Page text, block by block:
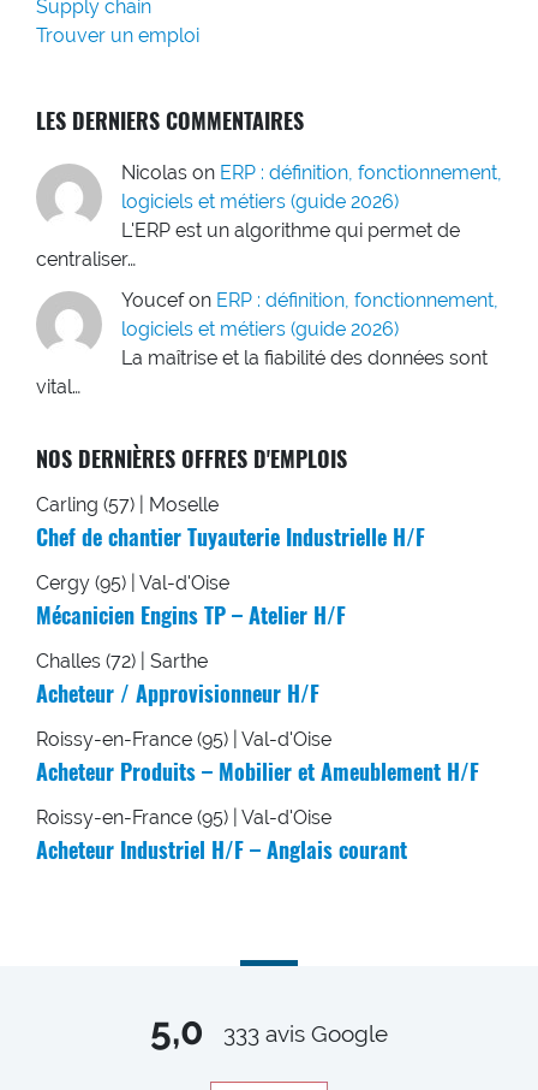
Supply chain
Trouver un emploi
LES DERNIERS COMMENTAIRES
Nicolas on ERP : définition, fonctionnement,
logiciels et métiers (guide 2026)
L'ERP est un algorithme qui permet de
centraliser…
Youcef on ERP : définition, fonctionnement,
logiciels et métiers (guide 2026)
La maîtrise et la fiabilité des données sont
vital…
NOS DERNIÈRES OFFRES D'EMPLOIS
Carling (57) | Moselle
Chef de chantier Tuyauterie Industrielle H/F
Cergy (95) | Val-d'Oise
Mécanicien Engins TP – Atelier H/F
Challes (72) | Sarthe
Acheteur / Approvisionneur H/F
Roissy-en-France (95) | Val-d'Oise
Acheteur Produits – Mobilier et Ameublement H/F
Roissy-en-France (95) | Val-d'Oise
Acheteur Industriel H/F – Anglais courant
5,0 333 avis Google